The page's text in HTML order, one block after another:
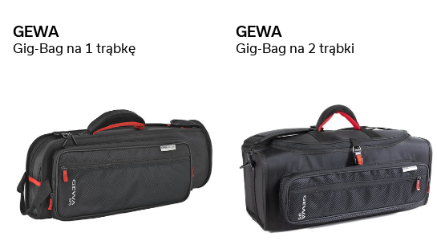
GEWA
Gig-Bag na 1 trąbkę
GEWA
Gig-Bag na 2 trąbki